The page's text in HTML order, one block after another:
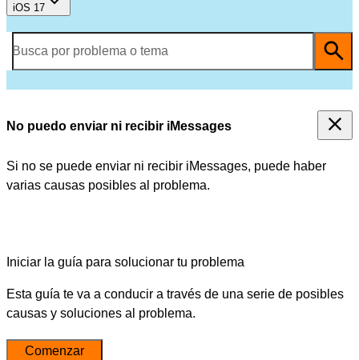
iOS 17
Busca por problema o tema
No puedo enviar ni recibir iMessages
Si no se puede enviar ni recibir iMessages, puede haber
varias causas posibles al problema.
Iniciar la guía para solucionar tu problema
Esta guía te va a conducir a través de una serie de posibles
causas y soluciones al problema.
Comenzar